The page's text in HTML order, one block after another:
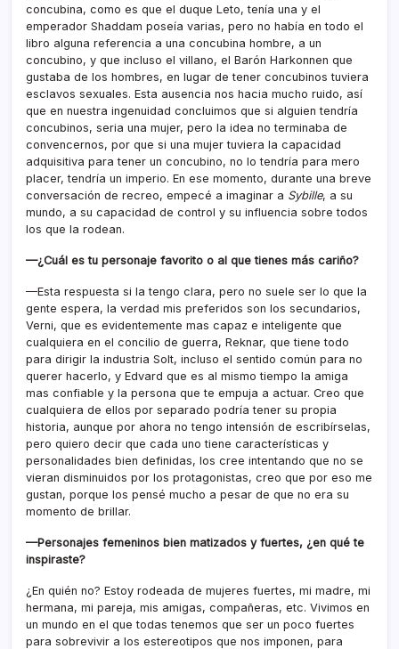
concubina, como es que el duque Leto, tenía una y el
emperador Shaddam poseía varias, pero no había en todo el
libro alguna referencia a una concubina hombre, a un
concubino, y que incluso el villano, el Barón Harkonnen que
gustaba de los hombres, en lugar de tener concubinos tuviera
esclavos sexuales. Esta ausencia nos hacia mucho ruido, así
que en nuestra ingenuidad concluimos que si alguien tendría
concubinos, seria una mujer, pero la idea no terminaba de
convencernos, por que si una mujer tuviera la capacidad
adquisitiva para tener un concubino, no lo tendría para mero
placer, tendría un imperio. En ese momento, durante una breve
conversación de recreo, empecé a imaginar a Sybille, a su
mundo, a su capacidad de control y su influencia sobre todos
los que la rodean.
—¿Cuál es tu personaje favorito o al que tienes más cariño?
—Esta respuesta si la tengo clara, pero no suele ser lo que la
gente espera, la verdad mis preferidos son los secundarios,
Verni, que es evidentemente mas capaz e inteligente que
cualquiera en el concilio de guerra, Reknar, que tiene todo
para dirigir la industria Solt, incluso el sentido común para no
querer hacerlo, y Edvard que es al mismo tiempo la amiga
mas confiable y la persona que te empuja a actuar. Creo que
cualquiera de ellos por separado podría tener su propia
historia, aunque por ahora no tengo intensión de escribírselas,
pero quiero decir que cada uno tiene características y
personalidades bien definidas, los cree intentando que no se
vieran disminuidos por los protagonistas, creo que por eso me
gustan, porque los pensé mucho a pesar de que no era su
momento de brillar.
—Personajes femeninos bien matizados y fuertes, ¿en qué te
inspiraste?
¿En quién no? Estoy rodeada de mujeres fuertes, mi madre, mi
hermana, mi pareja, mis amigas, compañeras, etc. Vivimos en
un mundo en el que todas tenemos que ser un poco fuertes
para sobrevivir a los estereotipos que nos imponen, para